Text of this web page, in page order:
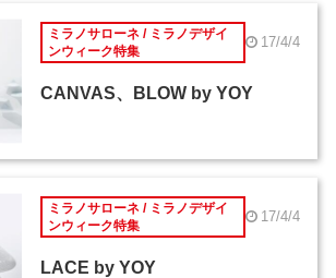
ミラノサローネ / ミラノデザイ
ンウィーク特集
17/4/4
CANVAS、BLOW by YOY
ミラノサローネ / ミラノデザイ
ンウィーク特集
17/4/4
LACE by YOY